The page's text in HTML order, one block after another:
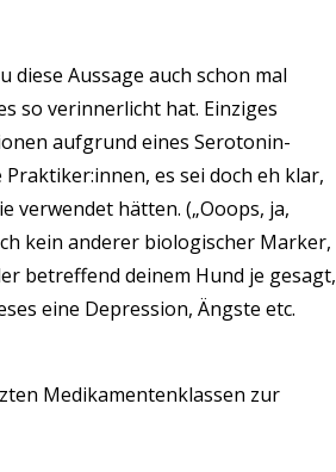
diese Aussage auch schon mal
so verinnerlicht hat. Einziges
aufgrund eines Serotonin-
es sei doch eh klar,
verwendet hätten. („Ooops, ja,
kein anderer biologischer Marker,
betreffend deinem Hund je gesagt,
eine Depression, Ängste etc.
Medikamentenklassen zur